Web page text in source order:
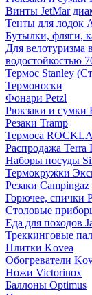
Винты JetMar
Тенты для лодок
Бутылки, фляги,
Для велотуризма
водостойкостью
Термос Stanley
Термоноски
Фонари Petzl
Рюкзаки и сумки
Резаки Tramp
Термоса
Распродажа Terra
Наборы посуды
Термокружки
Резаки Campingaz
Горючее, спички
Столовые
Еда для походов
Треккинговые
Плитки Kovea
Обогреватели
Ножи Victorinox
Баллоны Optimus